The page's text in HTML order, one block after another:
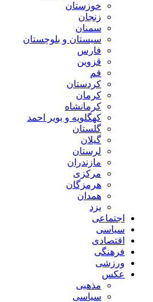
خوزستان
زنجان
سمنان
سیستان و بلوچستان
فارس
قزوین
قم
کردستان
کرمان
کرمانشاه
کهگلویه و بویر احمد
گلستان
گیلان
لرستان
مازندران
مرکزی
هرمزگان
همدان
یزد
اجتماعی
سیاسی
اقتصادی
فرهنگی
ورزشی
عکس
مذهبی
سیاسی